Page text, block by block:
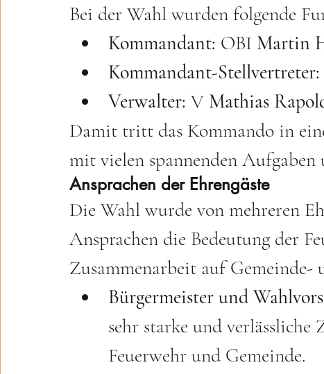
Bei der Wahl wurden folgende
Kommandant: OBI Martin
Kommandant-Stellvertreter:
Verwalter: V Mathias
Damit tritt das Kommando in
mit vielen spannenden
Ansprachen der Ehrengäste
Die Wahl wurde von mehreren
Ansprachen die Bedeutung der
Zusammenarbeit auf Gemeinde-
Bürgermeister und
sehr starke und verlässliche
Feuerwehr und Gemeinde.